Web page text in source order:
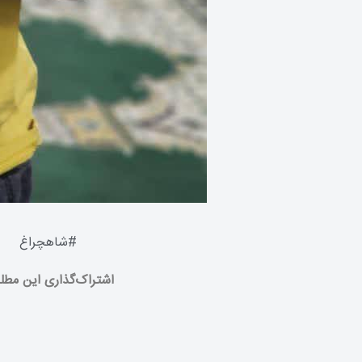
#شاهچراغ
اشتراک‌گذاری این